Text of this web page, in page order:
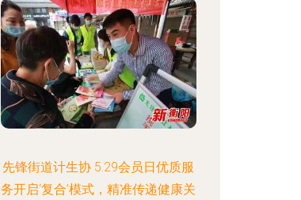
先锋街道计生协 5.29会员日优质服
务开启‘复合’模式，精准传递健康关